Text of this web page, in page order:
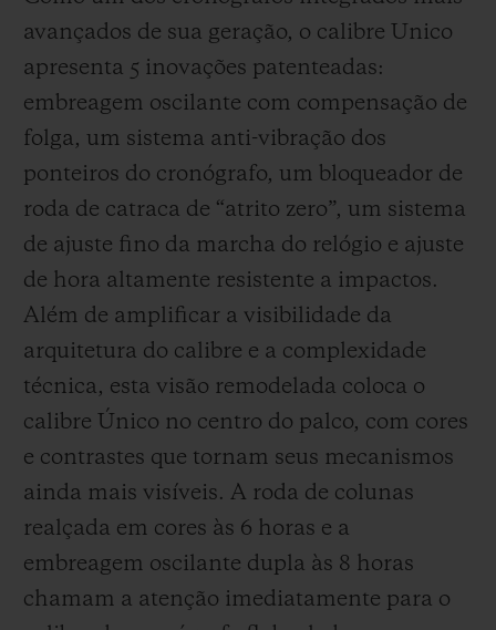
avançados de sua geração, o calibre Unico
apresenta 5 inovações patenteadas:
embreagem oscilante com compensação de
folga, um sistema anti-vibração dos
ponteiros do cronógrafo, um bloqueador de
roda de catraca de “atrito zero”, um sistema
de ajuste fino da marcha do relógio e ajuste
de hora altamente resistente a impactos.
Além de amplificar a visibilidade da
arquitetura do calibre e a complexidade
técnica, esta visão remodelada coloca o
calibre Único no centro do palco, com cores
e contrastes que tornam seus mecanismos
ainda mais visíveis. A roda de colunas
realçada em cores às 6 horas e a
embreagem oscilante dupla às 8 horas
chamam a atenção imediatamente para o